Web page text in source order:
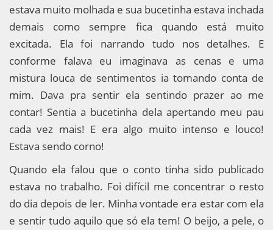
estava muito molhada e sua bucetinha estava inchada
demais como sempre fica quando está muito
excitada. Ela foi narrando tudo nos detalhes. E
conforme falava eu imaginava as cenas e uma
mistura louca de sentimentos ia tomando conta de
mim. Dava pra sentir ela sentindo prazer ao me
contar! Sentia a bucetinha dela apertando meu pau
cada vez mais! E era algo muito intenso e louco!
Estava sendo corno!
Quando ela falou que o conto tinha sido publicado
estava no trabalho. Foi difícil me concentrar o resto
do dia depois de ler. Minha vontade era estar com ela
e sentir tudo aquilo que só ela tem! O beijo, a pele, o